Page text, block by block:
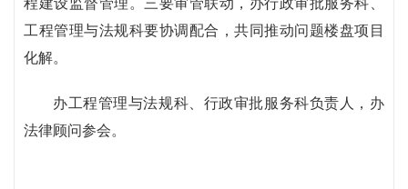
程建设监督管理。三要审管联动，办行政审批服务科、
工程管理与法规科要协调配合，共同推动问题楼盘项目
化解。
办工程管理与法规科、行政审批服务科负责人，办
法律顾问参会。